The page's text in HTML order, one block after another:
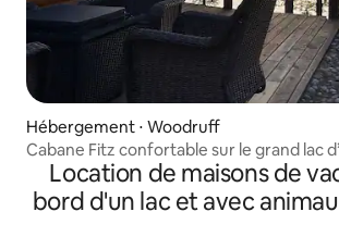
Hébergement ⋅ Woodruff
Cabane Fitz confortable sur le grand lac
Location de maisons de
bord d'un lac et avec